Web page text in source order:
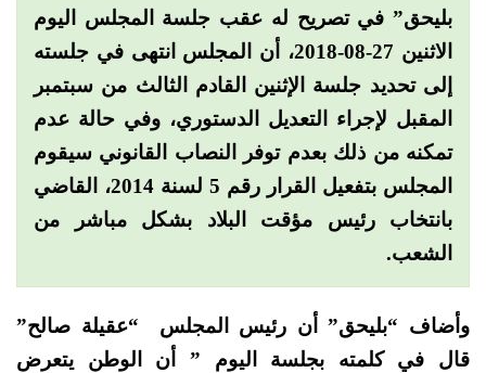
بليحق” في تصريح له عقب جلسة المجلس اليوم
الاثنين 27-08-2018، أن المجلس انتهى في جلسته
إلى تحديد جلسة الإثنين القادم الثالث من سبتمبر
المقبل لإجراء التعديل الدستوري، وفي حالة عدم
تمكنه من ذلك بعدم توفر النصاب القانوني سيقوم
المجلس بتفعيل القرار رقم 5 لسنة 2014، القاضي
بانتخاب رئيس مؤقت البلاد بشكل مباشر من
الشعب.
وأضاف “بليحق” أن رئيس المجلس “عقيلة صالح”
قال في كلمته بجلسة اليوم ” أن الوطن يتعرض